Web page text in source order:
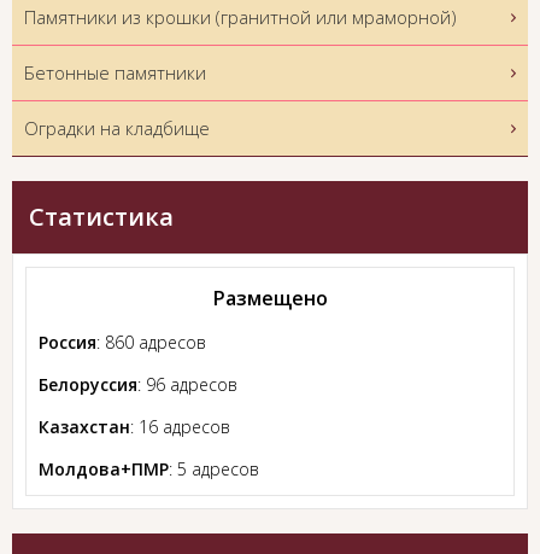
Памятники из крошки (гранитной или мраморной)
Бетонные памятники
Оградки на кладбище
Статистика
Размещено
Россия: 860 адресов
Белоруссия: 96 адресов
Казахстан: 16 адресов
Молдова+ПМР: 5 адресов